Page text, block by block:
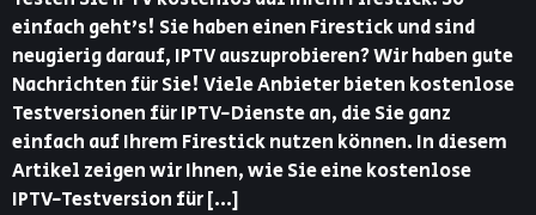
einfach geht’s! Sie haben einen Firestick und sind
neugierig darauf, IPTV auszuprobieren? Wir haben gute
Nachrichten für Sie! Viele Anbieter bieten kostenlose
Testversionen für IPTV-Dienste an, die Sie ganz
einfach auf Ihrem Firestick nutzen können. In diesem
Artikel zeigen wir Ihnen, wie Sie eine kostenlose
IPTV-Testversion für […]